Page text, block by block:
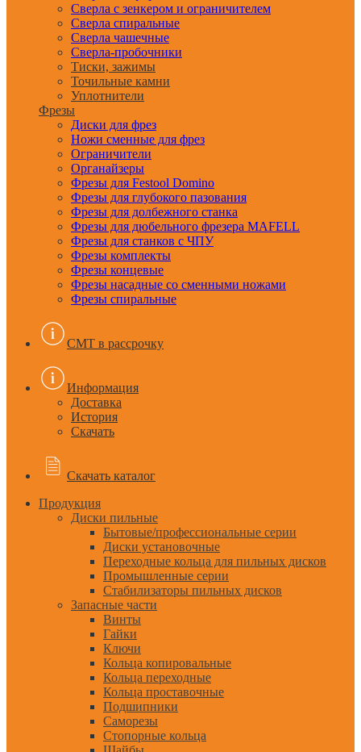
Сверла с зенкером и ограничителем
Сверла спиральные
Сверла чашечные
Сверла-пробочники
Тиски, зажимы
Точильные камни
Уплотнители
Фрезы
Диски для фрез
Ножи сменные для фрез
Ограничители
Органайзеры
Фрезы для Festool Domino
Фрезы для глубокого пазования
Фрезы для долбежного станка
Фрезы для дюбельного фрезера MAFELL
Фрезы для станков с ЧПУ
Фрезы комплекты
Фрезы концевые
Фрезы насадные со сменными ножами
Фрезы спиральные
CMT в рассрочку
Информация
Доставка
История
Скачать
Скачать каталог
Продукция
Диски пильные
Бытовые/профессиональные серии
Диски установочные
Переходные кольца для пильных дисков
Промышленные серии
Стабилизаторы пильных дисков
Запасные части
Винты
Гайки
Ключи
Кольца копировальные
Кольца переходные
Кольца проставочные
Подшипники
Саморезы
Стопорные кольца